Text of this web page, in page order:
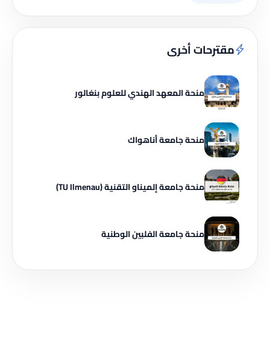
مقترحات أخرى
منحة المعهد الهندي للعلوم بنغالور
منحة جامعة أناهواك
منحة جامعة إلميناو التقنية (TU Ilmenau)
منحة جامعة الفلبين الوطنية